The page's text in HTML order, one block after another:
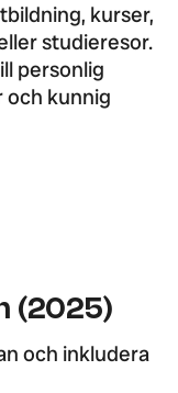
kurser,
studieresor.
personlig
och kunnig
(2025)
och inkludera